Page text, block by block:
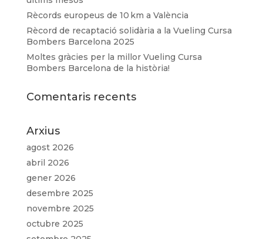
Rècords europeus de 10 km a València
Rècord de recaptació solidària a la Vueling Cursa
Bombers Barcelona 2025
Moltes gràcies per la millor Vueling Cursa
Bombers Barcelona de la història!
Comentaris recents
Arxius
agost 2026
abril 2026
gener 2026
desembre 2025
novembre 2025
octubre 2025